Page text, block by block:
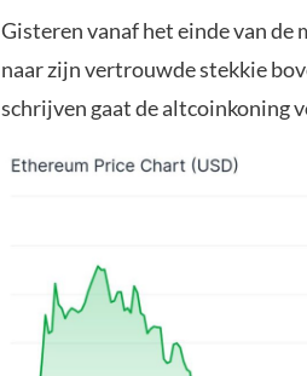
Gisteren vanaf het einde van de
naar zijn vertrouwde stekkie
schrijven gaat de altcoinkoning